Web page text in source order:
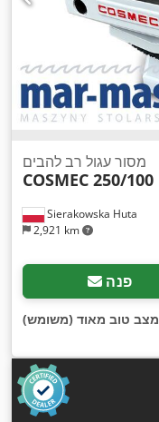
Sierakowska Huta
2,921 km
מסור עגול רב להבים
COSMEC 250/100
פנה
מצב טוב מאוד (משומש)